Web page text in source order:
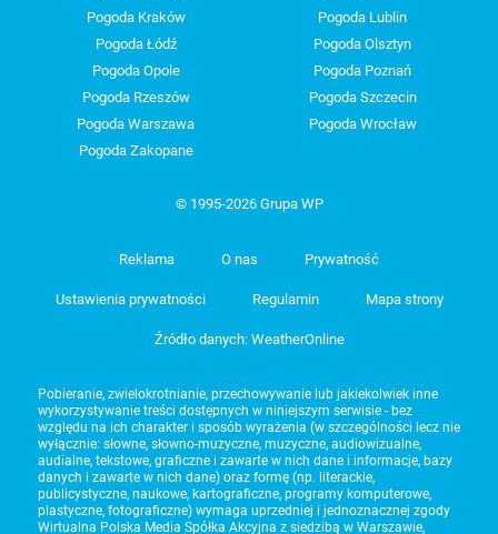
Pogoda Kraków
Pogoda Lublin
Pogoda Łódź
Pogoda Olsztyn
Pogoda Opole
Pogoda Poznań
Pogoda Rzeszów
Pogoda Szczecin
Pogoda Warszawa
Pogoda Wrocław
Pogoda Zakopane
© 1995-2026 Grupa WP
Reklama O nas Prywatność
Ustawienia prywatności Regulamin Mapa strony
Źródło danych: WeatherOnline
Pobieranie, zwielokrotnianie, przechowywanie lub jakiekolwiek inne
wykorzystywanie treści dostępnych w niniejszym serwisie - bez
względu na ich charakter i sposób wyrażenia (w szczególności lecz nie
wyłącznie: słowne, słowno-muzyczne, muzyczne, audiowizualne,
audialne, tekstowe, graficzne i zawarte w nich dane i informacje, bazy
danych i zawarte w nich dane) oraz formę (np. literackie,
publicystyczne, naukowe, kartograficzne, programy komputerowe,
plastyczne, fotograficzne) wymaga uprzedniej i jednoznacznej zgody
Wirtualna Polska Media Spółka Akcyjna z siedzibą w Warszawie,